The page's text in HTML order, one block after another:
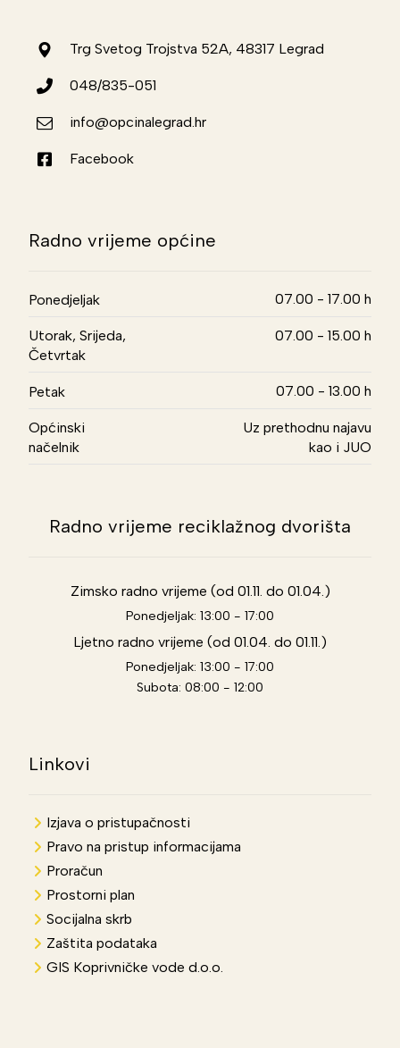
Trg Svetog Trojstva 52A, 48317 Legrad
048/835-051
info@opcinalegrad.hr
Facebook
Radno vrijeme općine
Ponedjeljak 07.00 - 17.00 h
Utorak, Srijeda,
Četvrtak
07.00 - 15.00 h
Petak 07.00 - 13.00 h
Općinski
načelnik
Uz prethodnu najavu
kao i JUO
Radno vrijeme reciklažnog dvorišta
Zimsko radno vrijeme (od 01.11. do 01.04.)
Ponedjeljak: 13:00 - 17:00
Ljetno radno vrijeme (od 01.04. do 01.11.)
Ponedjeljak: 13:00 - 17:00
Subota: 08:00 - 12:00
Linkovi
Izjava o pristupačnosti
Pravo na pristup informacijama
Proračun
Prostorni plan
Socijalna skrb
Zaštita podataka
GIS Koprivničke vode d.o.o.